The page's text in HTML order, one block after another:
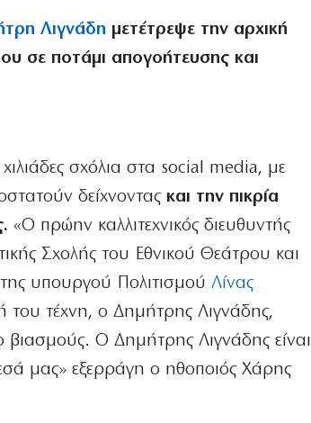
Λιγνάδη μετέτρεψε την αρχική
σε ποτάμι απογοήτευσης και
σχόλια στα social media, με
δείχνοντας και την πικρία
«Ο πρώην καλλιτεχνικός διευθυντής
Σχολής του Εθνικού Θεάτρου και
υπουργού ΠολιτισμούΛίνας
του τέχνη, ο Δημήτρης Λιγνάδης,
βιασμούς. Ο Δημήτρης Λιγνάδης είναι
μας» εξερράγη ο ηθοποιός Χάρης